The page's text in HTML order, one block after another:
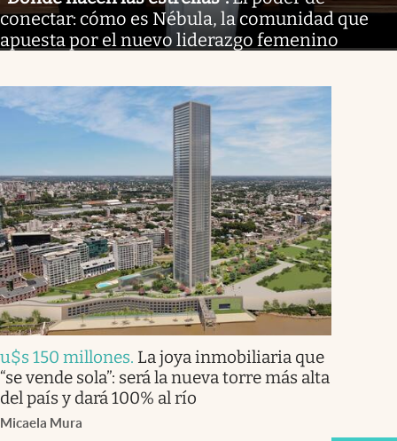
conectar: cómo es Nébula, la comunidad que
apuesta por el nuevo liderazgo femenino
u$s 150 millones. La joya inmobiliaria que
“se vende sola”: será la nueva torre más alta
del país y dará 100% al río
Micaela Mura